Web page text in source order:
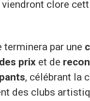
viendront clore
terminera par une
prix et de
, célébrant la
des clubs